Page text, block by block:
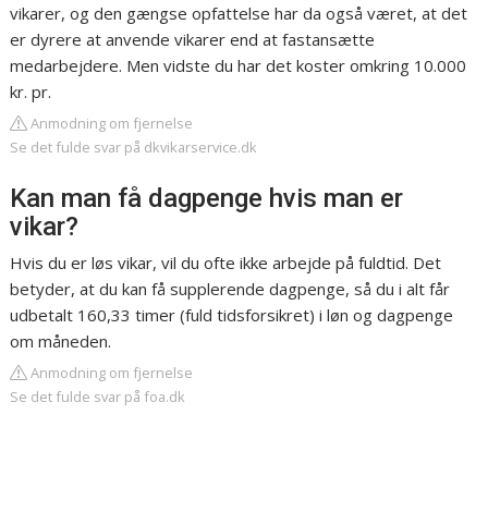
vikarer, og den gængse opfattelse har da også været, at det
er dyrere at anvende vikarer end at fastansætte
medarbejdere. Men vidste du har det koster omkring 10.000
kr. pr.
Anmodning om fjernelse
Se det fulde svar på dkvikarservice.dk
Kan man få dagpenge hvis man er
vikar?
Hvis du er løs vikar, vil du ofte ikke arbejde på fuldtid. Det
betyder, at du kan få supplerende dagpenge, så du i alt får
udbetalt 160,33 timer (fuld tidsforsikret) i løn og dagpenge
om måneden.
Anmodning om fjernelse
Se det fulde svar på foa.dk